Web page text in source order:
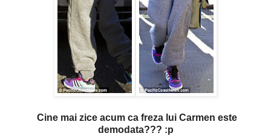
Cine mai zice acum ca freza lui Carmen este
demodata??? :p